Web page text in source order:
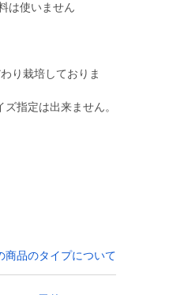
は使いません
り栽培しておりま
指定は出来ません。
商品のタイプについて